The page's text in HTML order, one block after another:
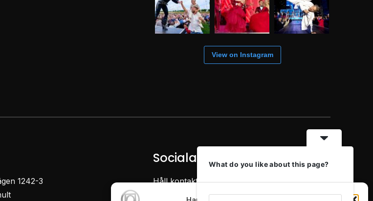
View on Instagram
1242-3
Sociala Medier
Håll kontakten med LocalEyes
What do you like about this page?